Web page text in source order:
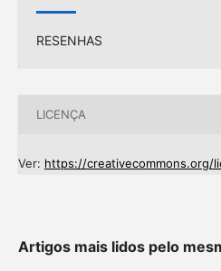
RESENHAS
LICENÇA
Ver: https://creativecommons.org/
Artigos mais lidos pelo